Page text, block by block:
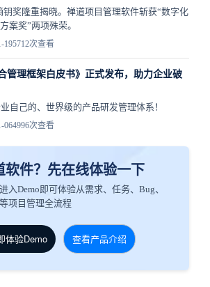
钥奖隆重揭晓。禅道项目管理软件斩获“数字化
案奖”两项殊荣。
195712次查看
管理框架白皮书》正式发布，助力企业破
自己的、世界级的产品研发管理体系！
064996次查看
软件？先在线体验一下
入Demo即可体验从需求、任务、Bug、
项目管理全流程
体验Demo 查看产品介绍